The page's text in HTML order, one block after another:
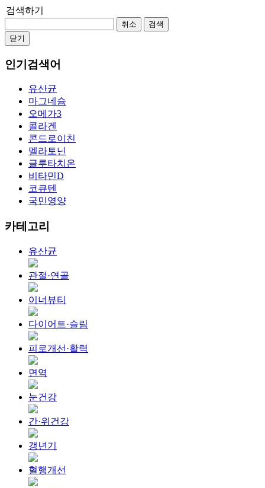
검색하기
취소
검색
닫기
인기검색어
유산균
마그네슘
오메가3
콜라겐
콘드로이친
멜라토닌
글루타치온
비타민D
코큐텐
국민영양
카테고리
유산균
관절·연골
이너뷰티
다이어트·슬림
피로개선·활력
면역
눈건강
간·위건강
갱년기
혈행개선